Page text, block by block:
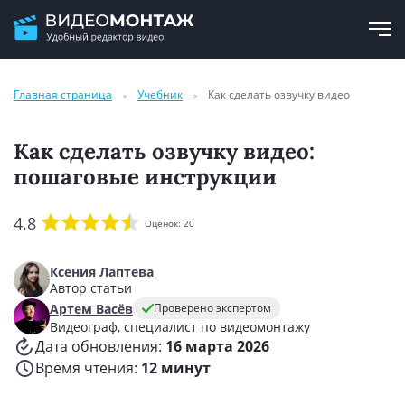
Главная страница Учебник Как сделать озвучку видео
Как сделать озвучку видео:
пошаговые инструкции
4.8 Оценок: 20
Ксения Лаптева
Автор статьи
Артем Васёв
Проверено экспертом
Видеограф, специалист по видеомонтажу
Дата обновления: 16 марта 2026
Время чтения: 12 минут